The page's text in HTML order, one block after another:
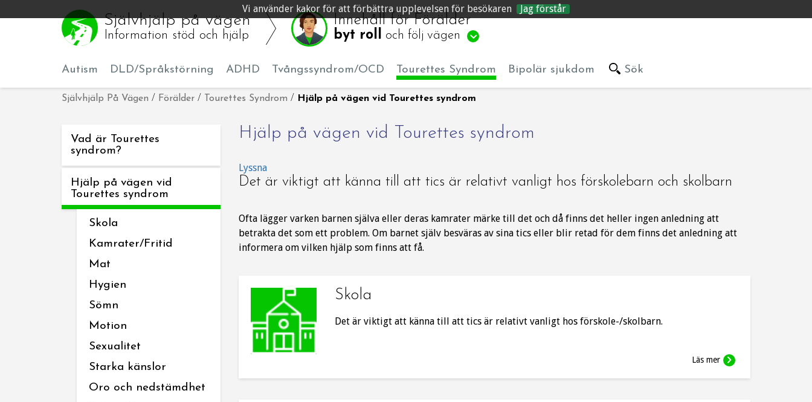
Vi använder kakor för att förbättra upplevelsen för besökaren Jag förstår
Självhjälp på vägen
Information stöd och hjälp
Innehåll för Förälder
byt roll och följ vägen
Autism DLD/Språkstörning ADHD Tvångssyndrom/OCD Tourettes Syndrom Bipolär sjukdom Sök
Självhjälp På Vägen / Förälder / Tourettes Syndrom / Hjälp på vägen vid Tourettes syndrom
Vad är Tourettes
syndrom?
Hjälp på vägen vid
Tourettes syndrom
Skola
Kamrater/Fritid
Mat
Hygien
Sömn
Motion
Sexualitet
Starka känslor
Oro och nedstämdhet
Hjälp på vägen vid Tourettes syndrom
Lyssna
Det är viktigt att känna till att tics är relativt vanligt hos förskolebarn och skolbarn
Ofta lägger varken barnen själva eller deras kamrater märke till det och då finns det heller ingen anledning att
betrakta det som ett problem. Om barnet själv besväras av sina tics eller blir retad för dem finns det anledning att
informera om vilken hjälp som finns att få.
Skola
Det är viktigt att känna till att tics är relativt vanligt hos förskole-/skolbarn.
Läs mer